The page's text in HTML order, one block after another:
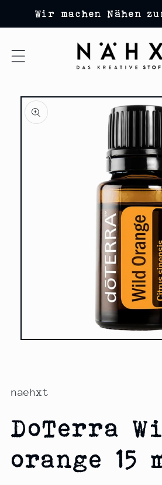
zum
Inhalt
Wir machen Nähen
naehxt
DoTerra
orange 15